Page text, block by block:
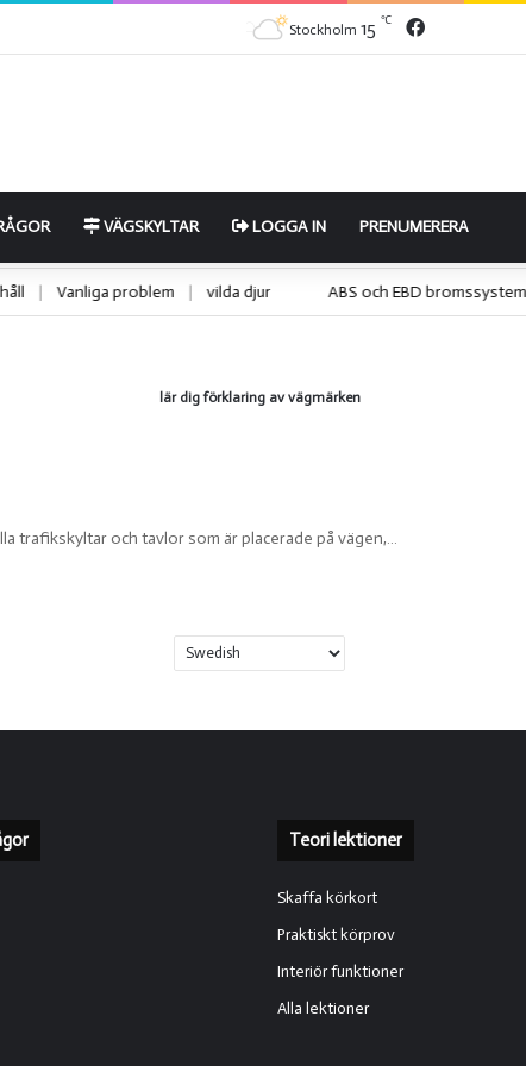
Stockholm 15 ℃ Facebook
VÄGSKYLTAR LOGGA IN PRENUMERERA
| Vanliga problem | vilda djur ABS och EBD
lär dig förklaring av vägmärken
trafikskyltar och tavlor som är placerade på vägen,…
Teori lektioner
Skaffa körkort
Praktiskt körprov
Interiör funktioner
Alla lektioner